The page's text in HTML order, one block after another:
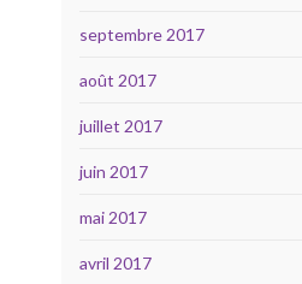
septembre 2017
août 2017
juillet 2017
juin 2017
mai 2017
avril 2017